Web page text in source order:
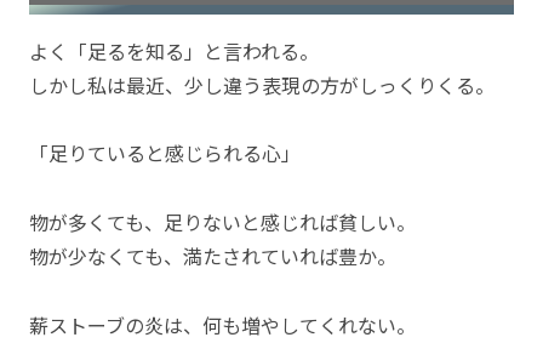
よく「足るを知る」と言われる。
しかし私は最近、少し違う表現の方がしっくりくる。
「足りていると感じられる心」
物が多くても、足りないと感じれば貧しい。
物が少なくても、満たされていれば豊か。
薪ストーブの炎は、何も増やしてくれない。